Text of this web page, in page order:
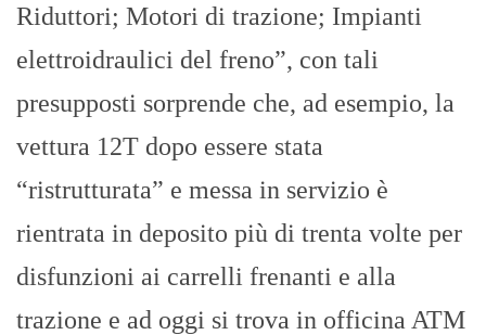
Riduttori; Motori di trazione; Impianti
elettroidraulici del freno”, con tali
presupposti sorprende che, ad esempio, la
vettura 12T dopo essere stata
“ristrutturata” e messa in servizio è
rientrata in deposito più di trenta volte per
disfunzioni ai carrelli frenanti e alla
trazione e ad oggi si trova in officina ATM